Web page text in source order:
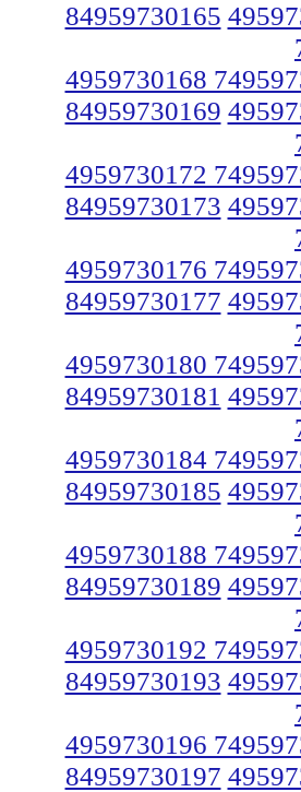
84959730165
4959730168
84959730169
4959730172
84959730173
4959730176
84959730177
4959730180
84959730181
4959730184
84959730185
4959730188
84959730189
4959730192
84959730193
4959730196
84959730197